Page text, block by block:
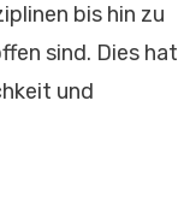
bis hin zu
sind. Dies hat
und